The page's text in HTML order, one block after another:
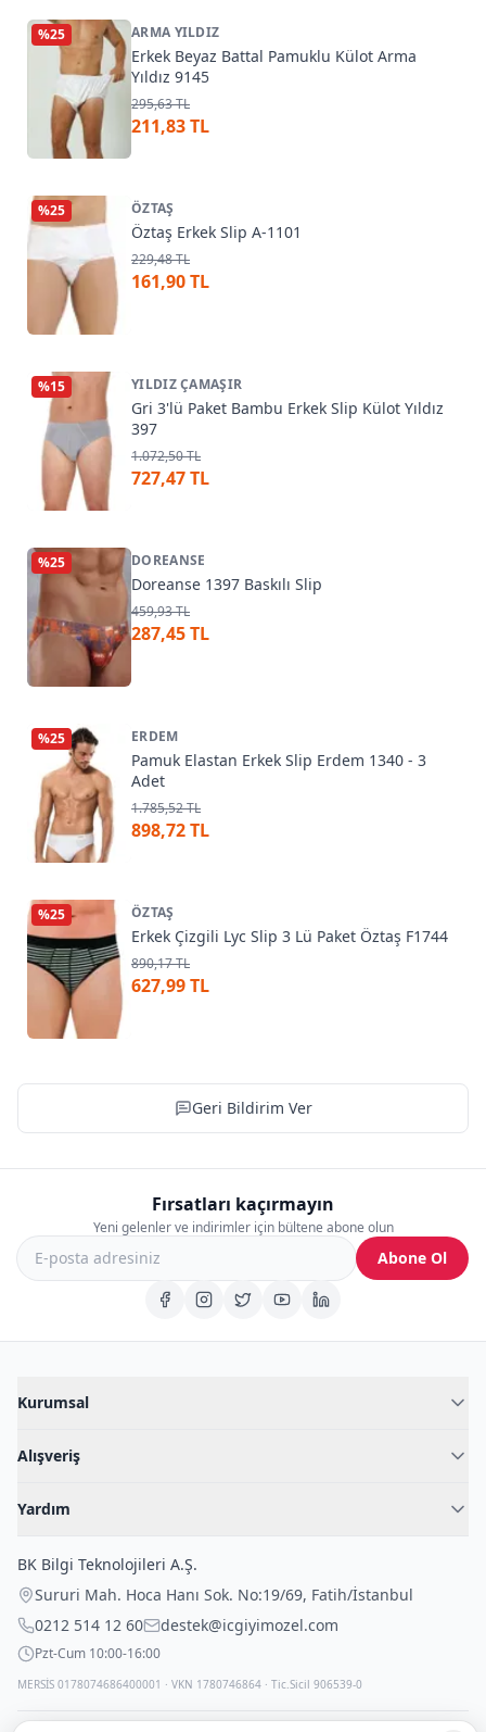
%25 ARMA YILDIZ
Erkek Beyaz Battal Pamuklu Külot Arma
Yıldız 9145
295,63 TL
211,83 TL
%25 ÖZTAŞ
Öztaş Erkek Slip A-1101
229,48 TL
161,90 TL
%15 YILDIZ ÇAMAŞIR
Gri 3'lü Paket Bambu Erkek Slip Külot Yıldız
397
1.072,50 TL
727,47 TL
%25 DOREANSE
Doreanse 1397 Baskılı Slip
459,93 TL
287,45 TL
%25 ERDEM
Pamuk Elastan Erkek Slip Erdem 1340 - 3
Adet
1.785,52 TL
898,72 TL
%25 ÖZTAŞ
Erkek Çizgili Lyc Slip 3 Lü Paket Öztaş F1744
890,17 TL
627,99 TL
Geri Bildirim Ver
Fırsatları kaçırmayın
Yeni gelenler ve indirimler için bültene abone olun
Abone Ol
Kurumsal
Blog
İç Giyim Rehberi
Alışveriş
Fantazi İç Giyim
Çocuk İç Giyim
Outlet Fırsatları
Yardım
İade Politikası
Gizli Paketleme
BK Bilgi Teknolojileri A.Ş.
Sururi Mah. Hoca Hanı Sok. No:19/69, Fatih/İstanbul
0212 514 12 60
destek@icgiyimozel.com
Pzt-Cum 10:00-16:00
MERSİS 0178074686400001 · VKN 1780746864 · Tic.Sicil 906539-0